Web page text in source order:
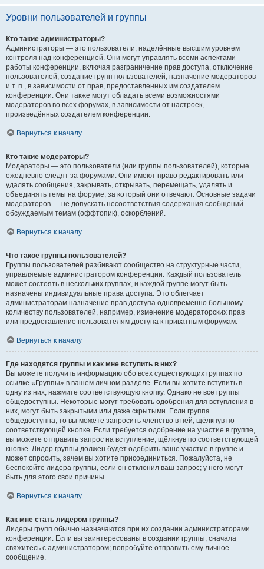
Уровни пользователей и группы
Кто такие администраторы?
Администраторы — это пользователи, наделённые высшим уровнем
контроля над конференцией. Они могут управлять всеми аспектами
работы конференции, включая разграничение прав доступа, отключение
пользователей, создание групп пользователей, назначение модераторов
и т. п., в зависимости от прав, предоставленных им создателем
конференции. Они также могут обладать всеми возможностями
модераторов во всех форумах, в зависимости от настроек,
произведённых создателем конференции.
Вернуться к началу
Кто такие модераторы?
Модераторы — это пользователи (или группы пользователей), которые
ежедневно следят за форумами. Они имеют право редактировать или
удалять сообщения, закрывать, открывать, перемещать, удалять и
объединять темы на форуме, за который они отвечают. Основные задачи
модераторов — не допускать несоответствия содержания сообщений
обсуждаемым темам (оффтопик), оскорблений.
Вернуться к началу
Что такое группы пользователей?
Группы пользователей разбивают сообщество на структурные части,
управляемые администратором конференции. Каждый пользователь
может состоять в нескольких группах, и каждой группе могут быть
назначены индивидуальные права доступа. Это облегчает
администраторам назначение прав доступа одновременно большому
количеству пользователей, например, изменение модераторских прав
или предоставление пользователям доступа к приватным форумам.
Вернуться к началу
Где находятся группы и как мне вступить в них?
Вы можете получить информацию обо всех существующих группах по
ссылке «Группы» в вашем личном разделе. Если вы хотите вступить в
одну из них, нажмите соответствующую кнопку. Однако не все группы
общедоступны. Некоторые могут требовать одобрения для вступления в
них, могут быть закрытыми или даже скрытыми. Если группа
общедоступна, то вы можете запросить членство в ней, щёлкнув по
соответствующей кнопке. Если требуется одобрение на участие в группе,
вы можете отправить запрос на вступление, щёлкнув по соответствующей
кнопке. Лидер группы должен будет одобрить ваше участие в группе и
может спросить, зачем вы хотите присоединиться. Пожалуйста, не
беспокойте лидера группы, если он отклонил ваш запрос; у него могут
быть для этого свои причины.
Вернуться к началу
Как мне стать лидером группы?
Лидеры групп обычно назначаются при их создании администраторами
конференции. Если вы заинтересованы в создании группы, сначала
свяжитесь с администратором; попробуйте отправить ему личное
сообщение.